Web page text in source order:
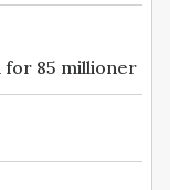
85 millioner